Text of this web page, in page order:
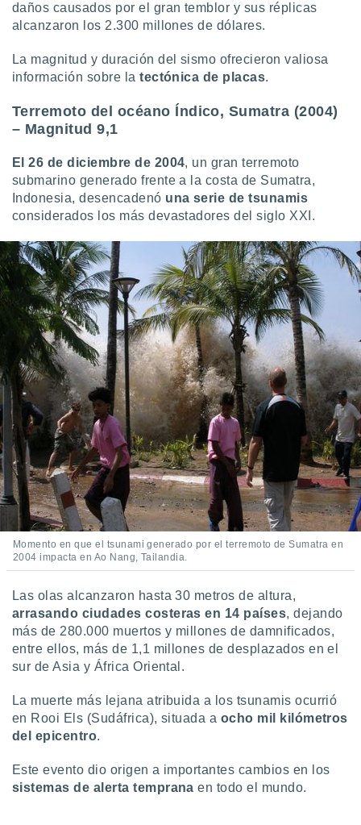
e
publicidad
publicidad
de
1199
daños causados por el gran temblor y sus réplicas
alcanzaron los 2.300 millones de dólares.
La magnitud y duración del sismo ofrecieron valiosa
información sobre latectónica de placas.
Terremoto del océano Índico, Sumatra (2004)
– Magnitud 9,1
El 26 de diciembre de 2004, un gran terremoto
submarino generado frente a la costa de Sumatra,
Indonesia, desencadenó una serie de tsunamis
considerados los más devastadores del siglo XXI.
Momento en que el tsunami generado por el terremoto de Sumatra en
2004 impacta en Ao Nang, Tailandia.
Las olas alcanzaron hasta 30 metros de altura,
arrasando ciudades costeras en 14 países, dejando
más de 280.000 muertos y millones de damnificados,
entre ellos, más de 1,1 millones de desplazados en el
sur de Asia y África Oriental.
La muerte más lejana atribuida a los tsunamis ocurrió
en Rooi Els (Sudáfrica), situada a ocho mil kilómetros
del epicentro.
Este evento dio origen a importantes cambios en los
sistemas de alerta temprana en todo el mundo.